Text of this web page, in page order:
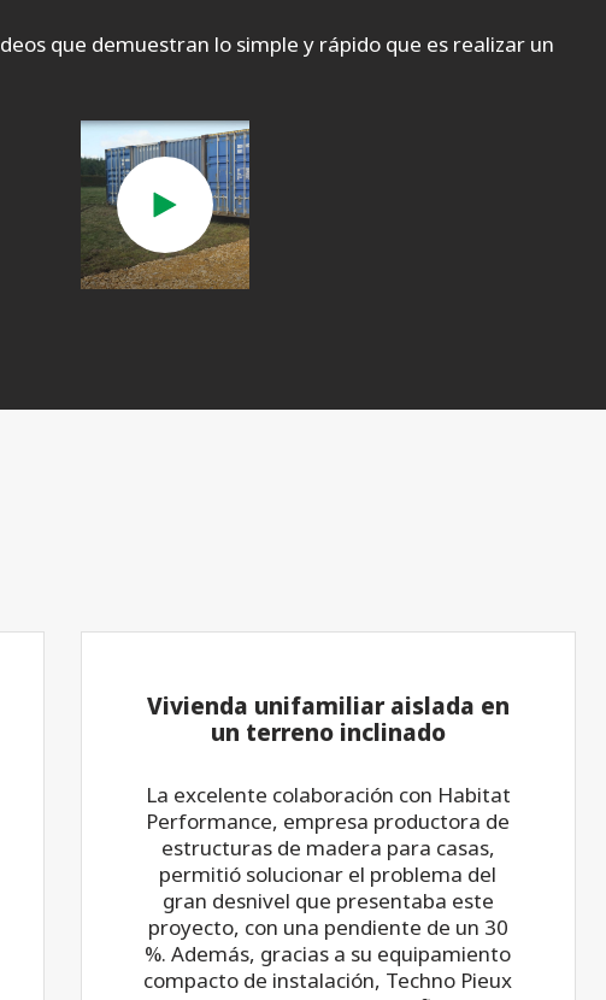
que demuestran lo simple y rápido que es realizar un
Vivienda unifamiliar aislada en
un terreno inclinado
La excelente colaboración con Habitat
Performance, empresa productora de
estructuras de madera para casas,
permitió solucionar el problema del
gran desnivel que presentaba este
proyecto, con una pendiente de un 30
%. Además, gracias a su equipamiento
compacto de instalación, Techno Pieux